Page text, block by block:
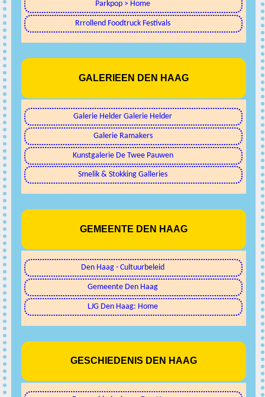
Parkpop > Home
Rrrollend Foodtruck Festivals
GALERIEEN DEN HAAG
Galerie Helder Galerie Helder
Galerie Ramakers
Kunstgalerie De Twee Pauwen
Smelik & Stokking Galleries
GEMEENTE DEN HAAG
Den Haag - Cultuurbeleid
Gemeente Den Haag
LJG Den Haag: Home
GESCHIEDENIS DEN HAAG